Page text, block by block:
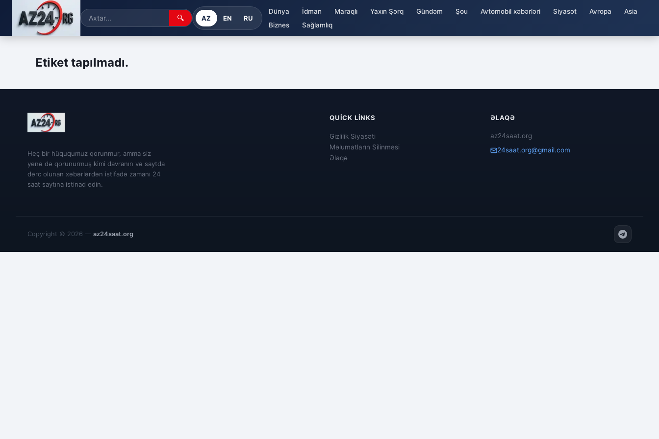
🔍 AZ EN RU
Dünya İdman Maraqlı Yaxın Şərq Gündəm Şou Avtomobil xəbərləri Siyasət Avropa
Asia
Biznes
Sağlamlıq
Etiket tapılmadı.
Heç bir hüququmuz qorunmur, amma siz
yenə də qorunurmuş kimi davranın və saytda
dərc olunan xəbərlərdən istifadə zamanı 24
saat saytına istinad edin.
QUICK LINKS
Gizlilik Siyasəti
Məlumatların Silinməsi
Əlaqə
ƏLAQƏ
az24saat.org
24saat.org@gmail.com
Copyright © 2026 — az24saat.org